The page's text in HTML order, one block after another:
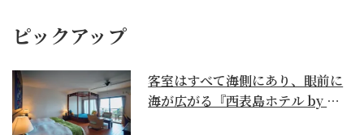
ピックアップ
客室はすべて海側にあり、眼前に
海が広がる『西表島ホテル by 星